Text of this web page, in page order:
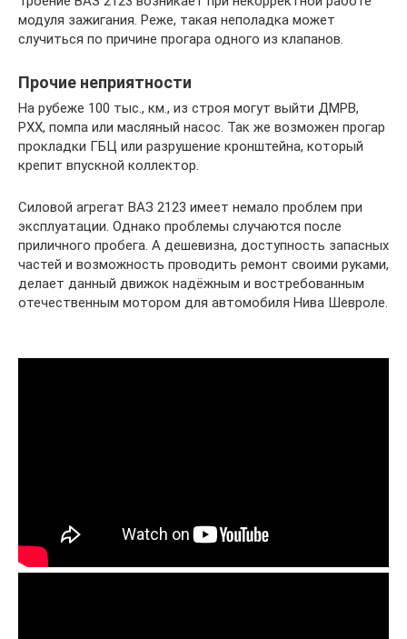
модуля зажигания. Реже, такая неполадка может
случиться по причине прогара одного из клапанов.
Прочие неприятности
На рубеже 100 тыс., км., из строя могут выйти ДМРВ,
РХХ, помпа или масляный насос. Так же возможен прогар
прокладки ГБЦ или разрушение кронштейна, который
крепит впускной коллектор.
Силовой агрегат ВАЗ 2123 имеет немало проблем при
эксплуатации. Однако проблемы случаются после
приличного пробега. А дешевизна, доступность запасных
частей и возможность проводить ремонт своими руками,
делает данный движок надёжным и востребованным
отечественным мотором для автомобиля Нива Шевроле.